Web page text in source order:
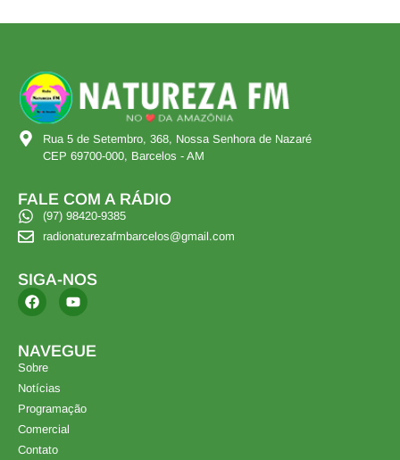
Rua 5 de Setembro, 368, Nossa Senhora de Nazaré
CEP 69700-000, Barcelos - AM
FALE COM A RÁDIO
(97) 98420-9385
radionaturezafmbarcelos@gmail.com
SIGA-NOS
NAVEGUE
Sobre
Notícias
Programação
Comercial
Contato